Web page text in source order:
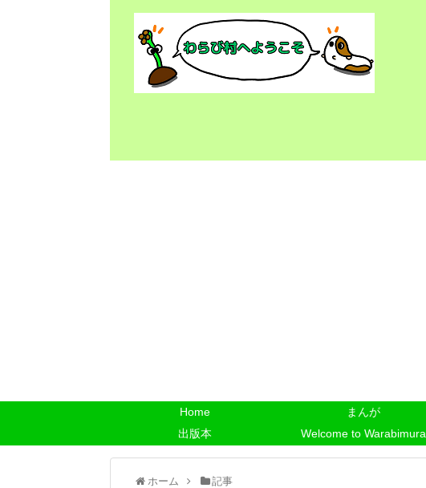
Home まんが
出版本
Welcome to Warabimura
ホーム 記事